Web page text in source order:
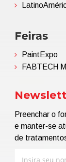
Feiras
PaintExpo
FABTECH
Preenchar o
e manter-se
de